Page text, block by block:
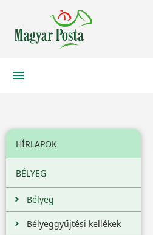
HÍRLAPOK
BÉLYEG
Bélyeg
Bélyeggyűjtési kellékek